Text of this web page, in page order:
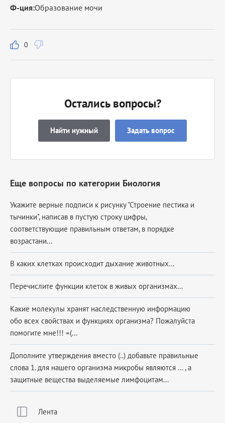
Лента
Ф-ция:Образование мочи
0
Остались вопросы?
Найти нужный Задать вопрос
Еще вопросы по категории Биология
Укажите верные подписи к рисунку "Строение пестика и
тычинки", написав в пустую строку цифры,
соответствующие правильным ответам, в порядке
возрастани...
В каких клетках происходит дыхание животных​...
Перечислите функции клеток в живых организмах...
Какие молекулы хранят наследственную информацию
обо всех свойствах и функциях организма? Пожалуйста
помогите мне!!! =(...
Дополните утверждения вместо (..) добавьте правильные
слова 1. для нашего организма микробы являются ... , а
защитные вещества выделяемые лимфоцитам...